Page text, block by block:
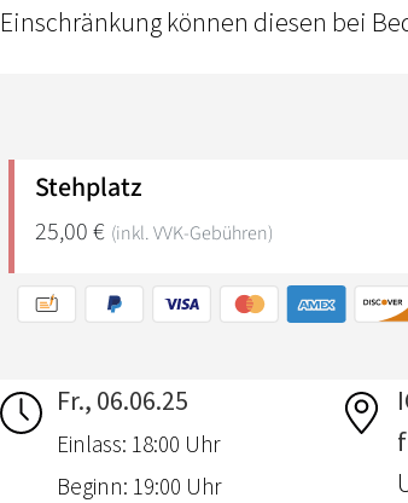
Einschränkung können diesen bei
Fr., 06.06.25
Einlass: 18:00 Uhr
Beginn: 19:00 Uhr